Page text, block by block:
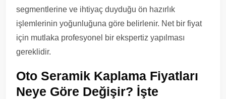
segmentlerine ve ihtiyaç duyduğu ön hazırlık
işlemlerinin yoğunluğuna göre belirlenir. Net bir fiyat
için mutlaka profesyonel bir ekspertiz yapılması
gereklidir.
Oto Seramik Kaplama Fiyatları
Neye Göre Değişir? İşte